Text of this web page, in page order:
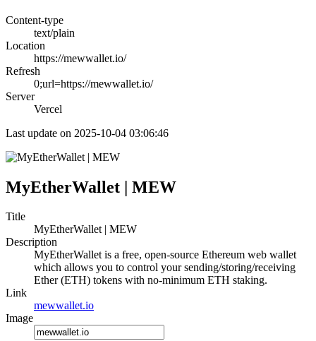
Content-type
text/plain
Location
https://mewwallet.io/
Refresh
0;url=https://mewwallet.io/
Server
Vercel
Last update on 2025-10-04 03:06:46
MyEtherWallet | MEW
Title
MyEtherWallet | MEW
Description
MyEtherWallet is a free, open-source Ethereum web wallet
which allows you to control your sending/storing/receiving
Ether (ETH) tokens with no-minimum ETH staking.
Link
mewwallet.io
Image